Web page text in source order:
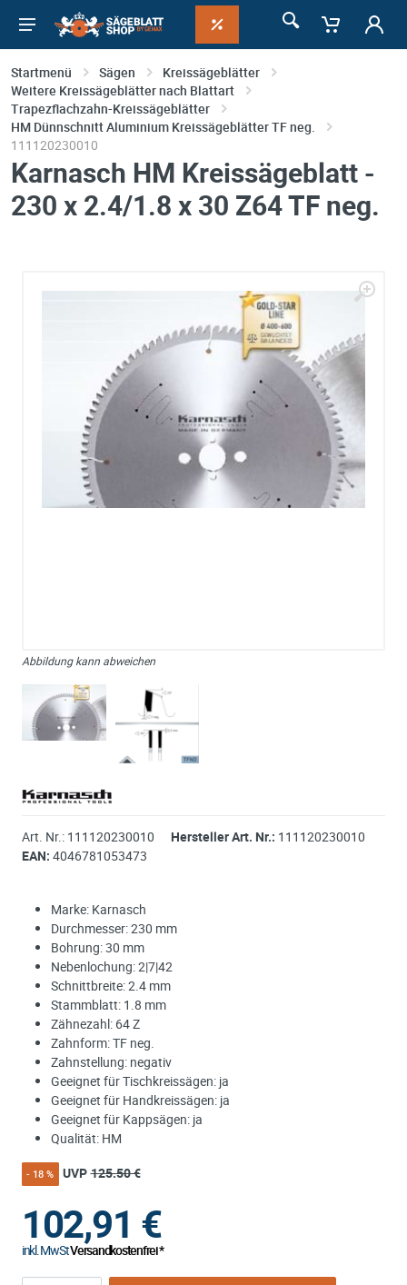
Startmenü Sägen
Kreissägeblätter
Weitere Kreissägeblätter nach Blattart
Trapezflachzahn-Kreissägeblätter
HM Dünnschnitt Aluminium Kreissägeblätter TF neg.
111120230010
Karnasch HM Kreissägeblatt -
230 x 2.4/1.8 x 30 Z64 TF neg.
Abbildung kann abweichen
Art. Nr.: 111120230010 Hersteller Art. Nr.: 111120230010
EAN: 4046781053473
Marke: Karnasch
Durchmesser: 230 mm
Bohrung: 30 mm
Nebenlochung: 2|7|42
Schnittbreite: 2.4 mm
Stammblatt: 1.8 mm
Zähnezahl: 64 Z
Zahnform: TF neg.
Zahnstellung: negativ
Geeignet für Tischkreissägen: ja
Geeignet für Handkreissägen: ja
Geeignet für Kappsägen: ja
Qualität: HM
- 18 % UVP 125.50 €
102,91 €
inkl. MwStVersandkostenfrei *